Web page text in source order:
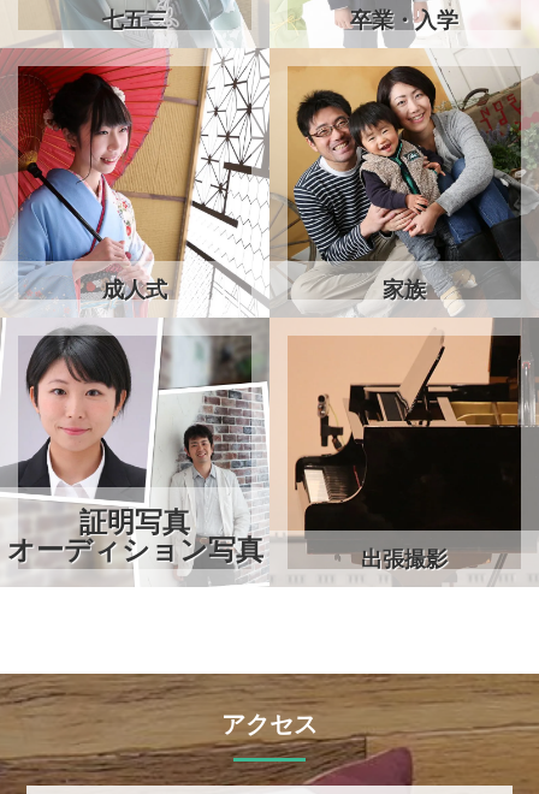
七五三 卒業・入学
成人式 家族
証明写真
オーディション写真
出張撮影
アクセス